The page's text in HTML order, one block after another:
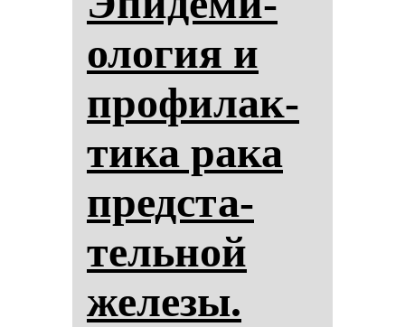
оло­гия и
про­фи­лак­
ти­ка ра­ка
пред­ста­
тель­ной
же­ле­зы.